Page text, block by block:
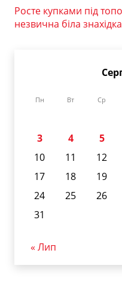
Росте купками під
незвична біла знахідка
Пн Вт Ср
3
4 5
10
11 12
17
18 19
24
25 26
31
« Лип